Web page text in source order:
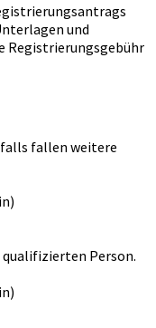
und
Registrierungsgebühr
fallen weitere
Person.